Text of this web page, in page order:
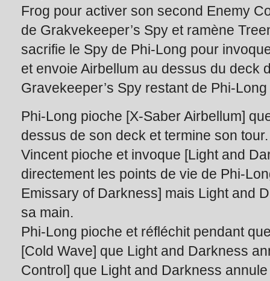
Frog pour activer son second Enemy
de Grakvekeeper’s Spy et ramène
sacrifie le Spy de Phi-Long pour
et envoie Airbellum au dessus du deck
Gravekeeper’s Spy restant de Phi-
Phi-Long pioche [X-Saber Airbellum]
dessus de son deck et termine son tour.
Vincent pioche et invoque [Light and
directement les points de vie de Phi-
Emissary of Darkness] mais Light and
sa main.
Phi-Long pioche et réfléchit pendant
[Cold Wave] que Light and Darkness
Control] que Light and Darkness